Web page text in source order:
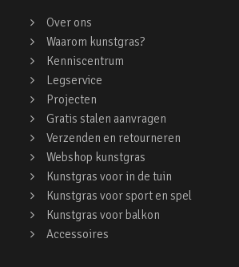
Over ons
Waarom kunstgras?
Kenniscentrum
Legservice
Projecten
Gratis stalen aanvragen
Verzenden en retourneren
Webshop kunstgras
Kunstgras voor in de tuin
Kunstgras voor sport en spel
Kunstgras voor balkon
Accessoires